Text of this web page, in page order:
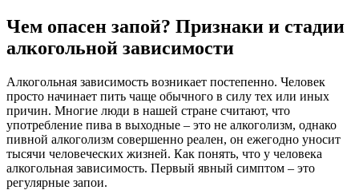
Чем опасен запой? Признаки и стадии
алкогольной зависимости
Алкогольная зависимость возникает постепенно. Человек
просто начинает пить чаще обычного в силу тех или иных
причин. Многие люди в нашей стране считают, что
употребление пива в выходные – это не алкоголизм, однако
пивной алкоголизм совершенно реален, он ежегодно уносит
тысячи человеческих жизней. Как понять, что у человека
алкогольная зависимость. Первый явный симптом – это
регулярные запои.